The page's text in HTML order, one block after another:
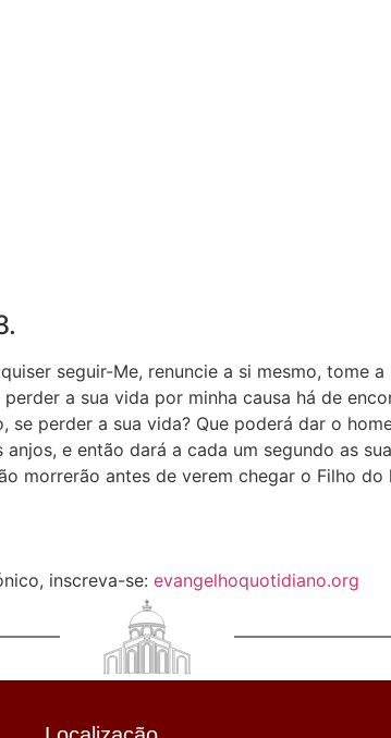
seguir-Me, renuncie a si mesmo, tome
a sua vida por minha causa há de
perder a sua vida? Que poderá dar o
e então dará a cada um segundo as
morrerão antes de verem chegar o Filho do
inscreva-se: evangelhoquotidiano.org